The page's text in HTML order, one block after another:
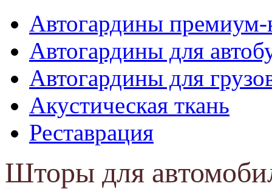
Автогардины премиум-
Автогардины для
Автогардины для
Акустическая ткань
Реставрация
Шторы для